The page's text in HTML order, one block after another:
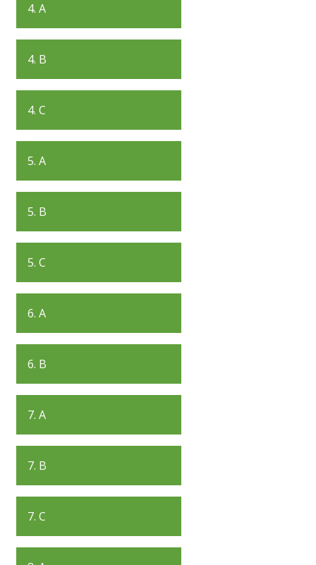
4. A
4. B
4. C
5. A
5. B
5. C
6. A
6. B
7. A
7. B
7. C